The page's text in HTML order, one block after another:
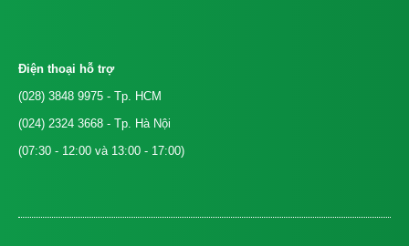
Điện thoại hỗ trợ
(028) 3848 9975 - Tp. HCM
(024) 2324 3668 - Tp. Hà Nội
(07:30 - 12:00 và 13:00 - 17:00)